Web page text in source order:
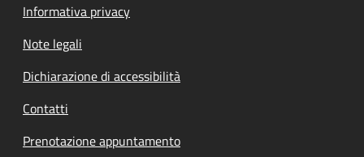
Informativa privacy
Note legali
Dichiarazione di accessibilità
Contatti
Prenotazione appuntamento